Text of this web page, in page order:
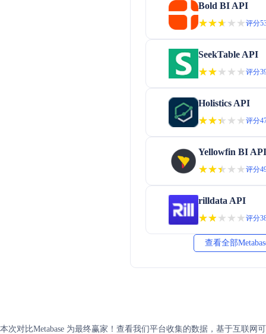
Bold BI API
★★★★★
★★★★★评分
SeekTable API
★★★★★
★★★★★评分
Holistics API
★★★★★
★★★★★评分
Yellowfin BI API
★★★★★
★★★★★评分
rilldata API
★★★★★
★★★★★评分
查看全部
本次对比Metabase 为最终赢家！查看我们平台收集的数据，基于互联网